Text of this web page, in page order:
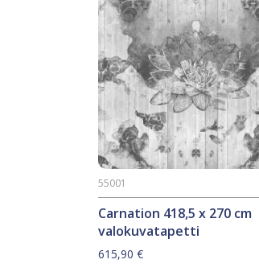
Carnation 418,5 x 270 cm
valokuvatapetti
55001
615,90 €